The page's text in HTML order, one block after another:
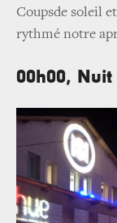
Coupsde soleil
rythmé notre
00h00,